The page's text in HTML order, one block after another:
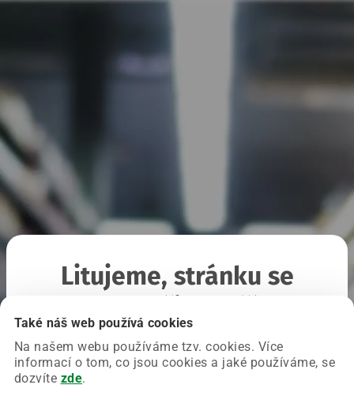
Také náš web používá cookies
Na našem webu používáme tzv. cookies. Více
informací o tom, co jsou cookies a jaké používáme, se
dozvíte zde.
Litujeme, stránku se
Chyba nastala na naší straně a už ji opravujeme.
Zkuste prosím znovu načíst požadovanou stránku.